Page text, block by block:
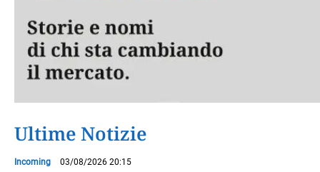
Ultime Notizie
Incoming 03/08/2026 20:15